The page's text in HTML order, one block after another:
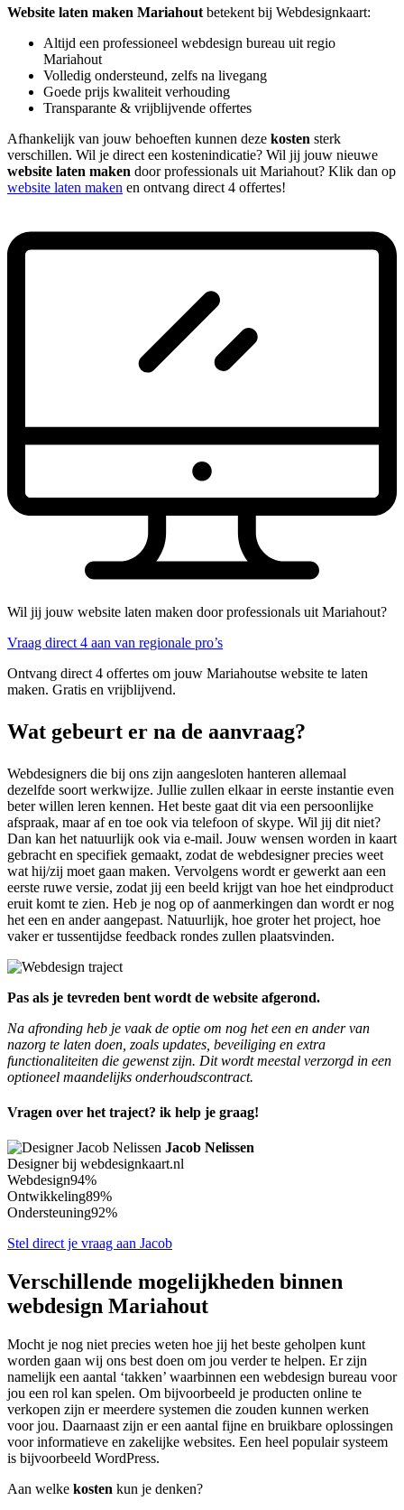
Website laten maken Mariahout betekent bij Webdesignkaart:
Altijd een professioneel webdesign bureau uit regio
Mariahout
Volledig ondersteund, zelfs na livegang
Goede prijs kwaliteit verhouding
Transparante & vrijblijvende offertes
Afhankelijk van jouw behoeften kunnen deze kosten sterk
verschillen. Wil je direct een kostenindicatie? Wil jij jouw nieuwe
website laten maken door professionals uit Mariahout? Klik dan op
website laten maken en ontvang direct 4 offertes!
Wil jij jouw website laten maken door professionals uit Mariahout?
Vraag direct 4 aan van regionale pro’s
Ontvang direct 4 offertes om jouw Mariahoutse website te laten
maken. Gratis en vrijblijvend.
Wat gebeurt er na de aanvraag?
Webdesigners die bij ons zijn aangesloten hanteren allemaal
dezelfde soort werkwijze. Jullie zullen elkaar in eerste instantie even
beter willen leren kennen. Het beste gaat dit via een persoonlijke
afspraak, maar af en toe ook via telefoon of skype. Wil jij dit niet?
Dan kan het natuurlijk ook via e-mail. Jouw wensen worden in kaart
gebracht en specifiek gemaakt, zodat de webdesigner precies weet
wat hij/zij moet gaan maken. Vervolgens wordt er gewerkt aan een
eerste ruwe versie, zodat jij een beeld krijgt van hoe het eindproduct
eruit komt te zien. Heb je nog op of aanmerkingen dan wordt er nog
het een en ander aangepast. Natuurlijk, hoe groter het project, hoe
vaker er tussentijdse feedback rondes zullen plaatsvinden.
Pas als je tevreden bent wordt de website afgerond.
Na afronding heb je vaak de optie om nog het een en ander van
nazorg te laten doen, zoals updates, beveiliging en extra
functionaliteiten die gewenst zijn. Dit wordt meestal verzorgd in een
optioneel maandelijks onderhoudscontract.
Vragen over het traject? ik help je graag!
Jacob Nelissen
Designer bij webdesignkaart.nl
Webdesign94%
Ontwikkeling89%
Ondersteuning92%
Stel direct je vraag aan Jacob
Verschillende mogelijkheden binnen
webdesign Mariahout
Mocht je nog niet precies weten hoe jij het beste geholpen kunt
worden gaan wij ons best doen om jou verder te helpen. Er zijn
namelijk een aantal ‘takken’ waarbinnen een webdesign bureau voor
jou een rol kan spelen. Om bijvoorbeeld je producten online te
verkopen zijn er meerdere systemen die zouden kunnen werken
voor jou. Daarnaast zijn er een aantal fijne en bruikbare oplossingen
voor informatieve en zakelijke websites. Een heel populair systeem
is bijvoorbeeld WordPress.
Aan welke kosten kun je denken?